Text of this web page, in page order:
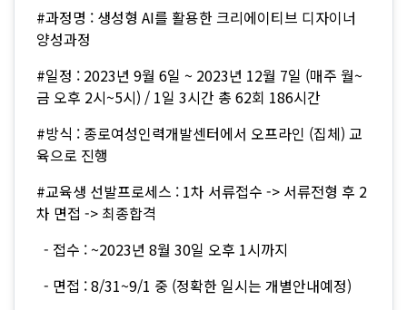
#과정명 : 생성형 AI를 활용한 크리에이티브 디자이너
양성과정
#일정 : 2023년 9월 6일 ~ 2023년 12월 7일 (매주 월~
금 오후 2시~5시) / 1일 3시간 총 62회 186시간
#방식 : 종로여성인력개발센터에서 오프라인 (집체) 교
육으로 진행
#교육생 선발프로세스 : 1차 서류접수 -> 서류전형 후 2
차 면접 -> 최종합격
- 접수 : ~2023년 8월 30일 오후 1시까지
- 면접 : 8/31~9/1 중 (정확한 일시는 개별안내예정)